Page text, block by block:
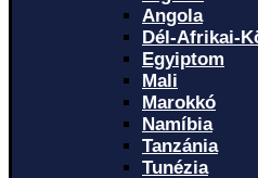
Angola
Dél-Afrikai-
Egyiptom
Mali
Marokkó
Namíbia
Tanzánia
Tunézia